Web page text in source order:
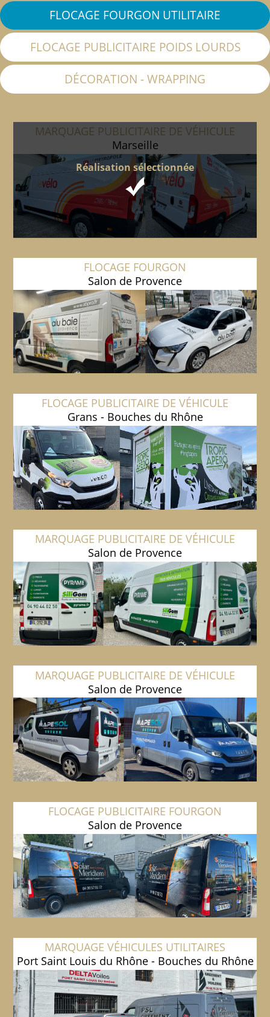
FLOCAGE FOURGON UTILITAIRE
FLOCAGE PUBLICITAIRE POIDS LOURDS
DÉCORATION - WRAPPING
Réalisation sélectionnée
MARQUAGE PUBLICITAIRE DE VÉHICULE
Marseille
FLOCAGE FOURGON
Salon de Provence
FLOCAGE PUBLICITAIRE DE VÉHICULE
Grans - Bouches du Rhône
MARQUAGE PUBLICITAIRE DE VÉHICULE
Salon de Provence
MARQUAGE PUBLICITAIRE DE VÉHICULE
Salon de Provence
FLOCAGE PUBLICITAIRE FOURGON
Salon de Provence
MARQUAGE VÉHICULES UTILITAIRES
Port Saint Louis du Rhône - Bouches du Rhône
13